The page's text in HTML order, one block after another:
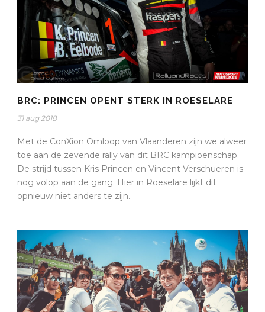
BRC: PRINCEN OPENT STERK IN ROESELARE
31 aug 2018
Met de ConXion Omloop van Vlaanderen zijn we alweer
toe aan de zevende rally van dit BRC kampioenschap.
De strijd tussen Kris Princen en Vincent Verschueren is
nog volop aan de gang. Hier in Roeselare lijkt dit
opnieuw niet anders te zijn.